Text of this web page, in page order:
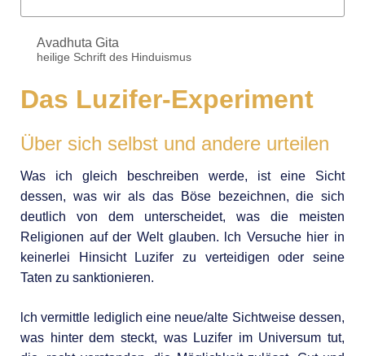
Avadhuta Gita
heilige Schrift des Hinduismus
Das Luzifer-Experiment
Über sich selbst und andere urteilen
Was ich gleich beschreiben werde, ist eine Sicht
dessen, was wir als das Böse bezeichnen, die sich
deutlich von dem unterscheidet, was die meisten
Religionen auf der Welt glauben. lch Versuche hier in
keinerlei Hinsicht Luzifer zu verteidigen oder seine
Taten zu sanktionieren.
lch vermittle lediglich eine neue/alte Sichtweise dessen,
was hinter dem steckt, was Luzifer im Universum tut,